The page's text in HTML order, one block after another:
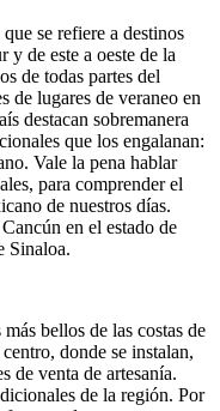
se refiere a destinos
y de este a oeste de la
de todas partes del
de lugares de veraneo en
destacan sobremanera
que los engalanan:
Vale la pena hablar
para comprender el
de nuestros días.
en el estado de
Sinaloa.
bellos de las costas de
donde se instalan,
de venta de artesanía.
de la región. Por